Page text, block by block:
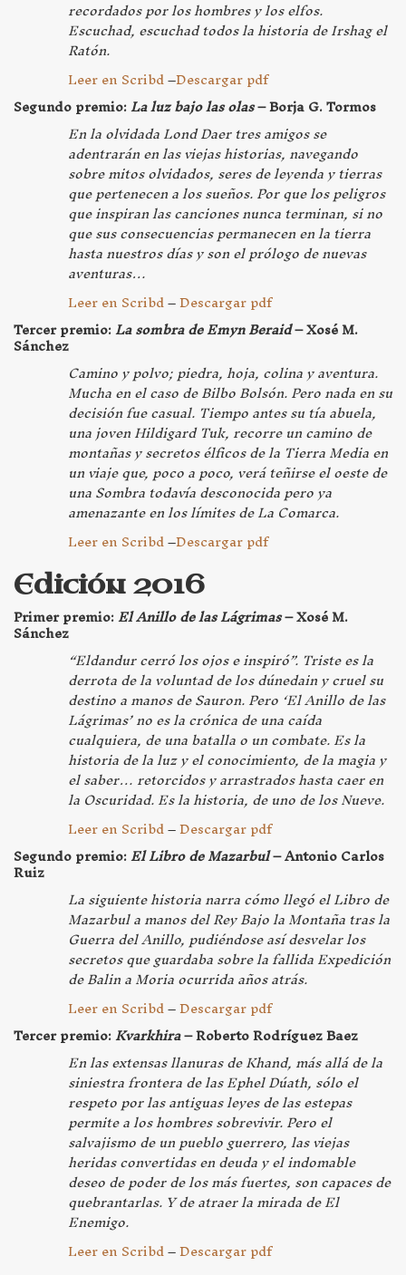
recordados por los hombres y los elfos.
Escuchad, escuchad todos la historia de Irshag el
Ratón.
Leer en Scribd–Descargar pdf
Segundo premio:La luz bajo las olas– Borja G. Tormos
En la olvidada Lond Daer tres amigos se
adentrarán en las viejas historias, navegando
sobre mitos olvidados, seres de leyenda y tierras
que pertenecen a los sueños. Por que los peligros
que inspiran las canciones nunca terminan, si no
que sus consecuencias permanecen en la tierra
hasta nuestros días y son el prólogo de nuevas
aventuras…
Leer en Scribd–Descargar pdf
Tercer premio:La sombra de Emyn Beraid– Xosé M.
Sánchez
Camino y polvo; piedra, hoja, colina y aventura.
Mucha en el caso de Bilbo Bolsón. Pero nada en su
decisión fue casual. Tiempo antes su tía abuela,
una joven Hildigard Tuk, recorre un camino de
montañas y secretos élficos de la Tierra Media en
un viaje que, poco a poco, verá teñirse el oeste de
una Sombra todavía desconocida pero ya
amenazante en los límites de La Comarca.
Leer en Scribd–Descargar pdf
Edición 2016
Primer premio:El Anillo de las Lágrimas– Xosé M.
Sánchez
“Eldandur cerró los ojos e inspiró”. Triste es la
derrota de la voluntad de los dúnedain y cruel su
destino a manos de Sauron. Pero ‘El Anillo de las
Lágrimas’ no es la crónica de una caída
cualquiera, de una batalla o un combate. Es la
historia de la luz y el conocimiento, de la magia y
el saber… retorcidos y arrastrados hasta caer en
la Oscuridad. Es la historia, de uno de los Nueve.
Leer en Scribd–Descargar pdf
Segundo premio:El Libro de Mazarbul– Antonio Carlos
Ruiz
La siguiente historia narra cómo llegó el Libro de
Mazarbul a manos del Rey Bajo la Montaña tras la
Guerra del Anillo, pudiéndose así desvelar los
secretos que guardaba sobre la fallida Expedición
de Balin a Moria ocurrida años atrás.
Leer en Scribd–Descargar pdf
Tercer premio:Kvarkhira– Roberto Rodríguez Baez
En las extensas llanuras de Khand, más allá de la
siniestra frontera de las Ephel Dúath, sólo el
respeto por las antiguas leyes de las estepas
permite a los hombres sobrevivir. Pero el
salvajismo de un pueblo guerrero, las viejas
heridas convertidas en deuda y el indomable
deseo de poder de los más fuertes, son capaces de
quebrantarlas. Y de atraer la mirada de El
Enemigo.
Leer en Scribd–Descargar pdf